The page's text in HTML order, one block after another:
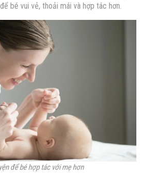
bé vui vẻ, thoải mái và hợp tác hơn.
để bé hợp tác với mẹ hơn